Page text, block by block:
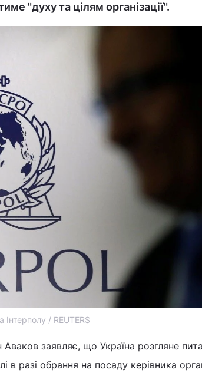
"духу та цілям організації".
Інтерполу / REUTERS
Аваков заявляє, що Україна розгляне
в разі обрання на посаду керівника